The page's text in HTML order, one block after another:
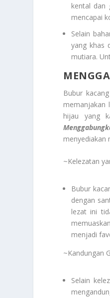
kental dan
mencapai
Selain
yang khas
mutiara.
Bubur
memanjakan
hijau yang
menyediakan
~Kelezatan
Bubur
dengan
lezat ini
menjadi
~Kandungan
Selain